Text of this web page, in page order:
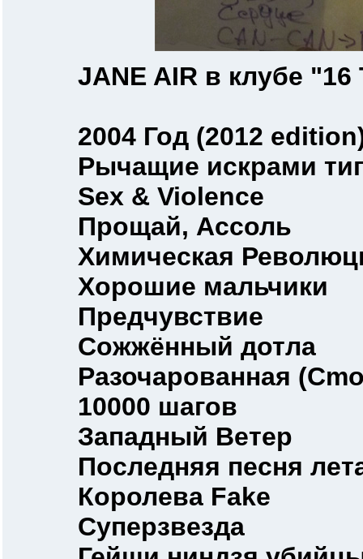
JANE AIR в клубе "16
2004 Год (2012
Рычащие искрами
Sex & Violence
Прощай, Ассоль
Химическая
Хорошие мальчики
Предчувствие
Сожжённый дотла
Разочарованная
10000 шагов
Западный Ветер
Последняя песня
Королева Fake
Суперзвезда